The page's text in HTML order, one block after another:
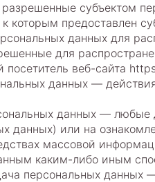
субъектом
к которым предоставлен
данных для
для
веб-сайта
данных —
данных —
данных) или на
массовой
каким-либо иным
персональных данных